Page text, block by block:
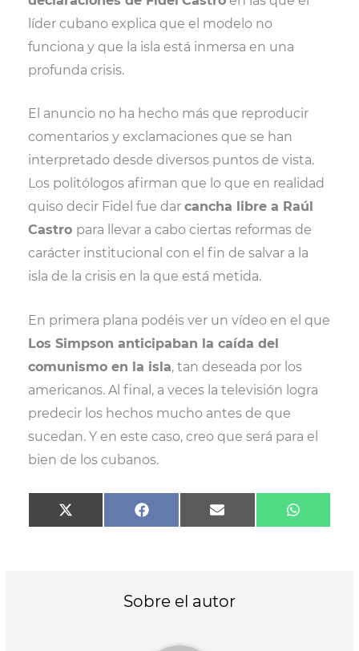
líder cubano explica que el modelo no
funciona y que la isla está inmersa en una
profunda crisis.
El anuncio no ha hecho más que reproducir
comentarios y exclamaciones que se han
interpretado desde diversos puntos de vista.
Los politólogos afirman que lo que en realidad
quiso decir Fidel fue dar cancha libre a Raúl
Castro para llevar a cabo ciertas reformas de
carácter institucional con el fin de salvar a la
isla de la crisis en la que está metida.
En primera plana podéis ver un vídeo en el que
Los Simpson anticipaban la caída del
comunismo en la isla, tan deseada por los
americanos. Al final, a veces la televisión logra
predecir los hechos mucho antes de que
sucedan. Y en este caso, creo que será para el
bien de los cubanos.
Compartir
en
X
(
Compartir
en
F
a
k
Compartir
en
E
m
en
W
h
Sobre el autor